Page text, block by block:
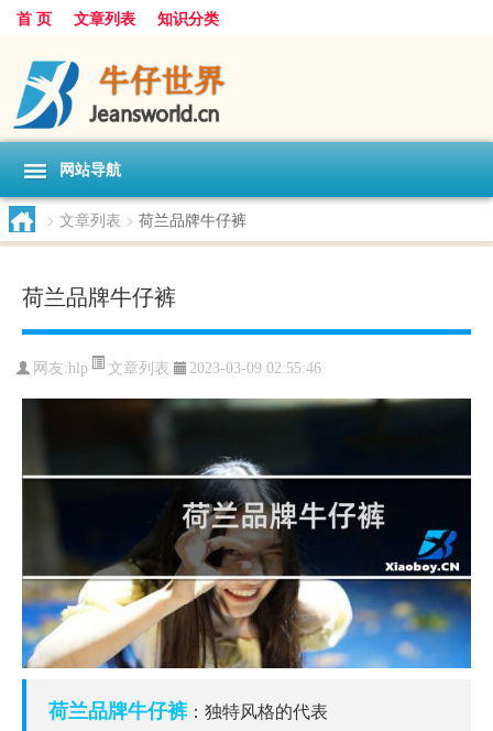
首 页 文章列表 知识分类
网站导航
> 文章列表 > 荷兰品牌牛仔裤
荷兰品牌牛仔裤
网友:hlp 文章列表 2023-03-09 02:55:46
荷兰品牌牛仔裤：独特风格的代表